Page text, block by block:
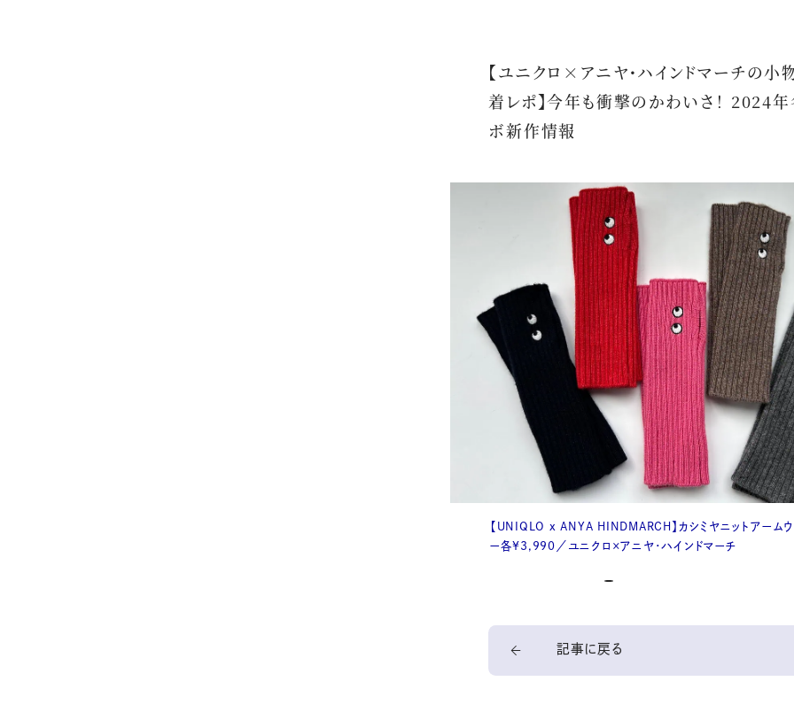
【ユニクロ×アニヤ・ハインドマーチの小
着レポ】今年も衝撃のかわいさ！ 2024年
ボ新作情報
【UNIQLO x ANYA HINDMARCH】カシミヤニットアーム
ー各¥3,990／ユニクロ×アニヤ・ハインドマーチ
記事に戻る